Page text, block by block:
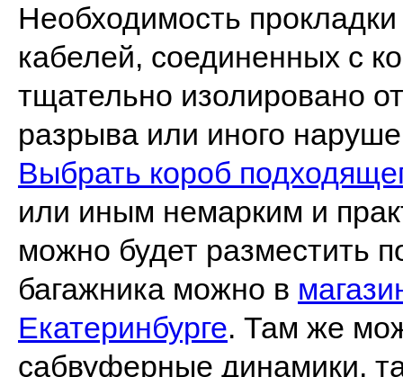
Необходимость
кабелей, соединенных с
тщательно изолировано
разрыва или иного
Выбрать короб
или иным немарким и
можно будет разместить
багажника можно в
Екатеринбурге. Там же
сабвуферные динамики,